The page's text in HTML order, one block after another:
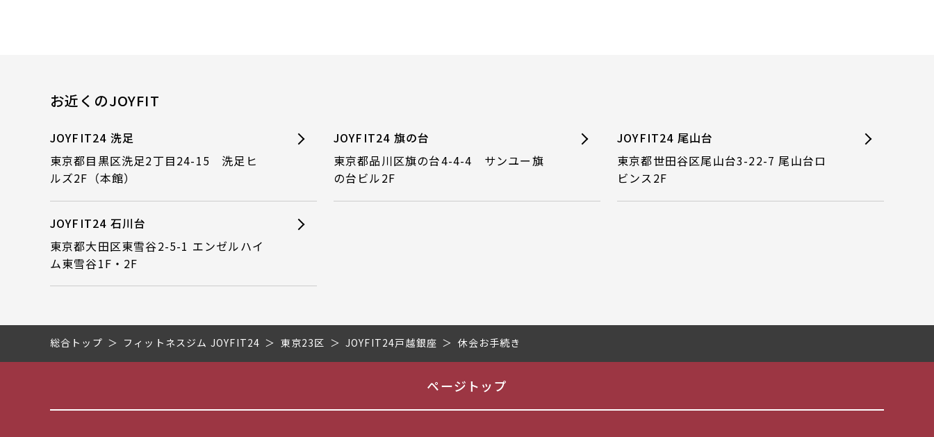
お近くのJOYFIT
JOYFIT24 洗足
東京都目黒区洗足2丁目24-15 洗足ヒ
ルズ2F（本館）
JOYFIT24 旗の台
東京都品川区旗の台4-4-4 サンユー旗
の台ビル2F
JOYFIT24 尾山台
東京都世田谷区尾山台3-22-7 尾山台ロ
ビンス2F
JOYFIT24 石川台
東京都大田区東雪谷2-5-1 エンゼルハイ
ム東雪谷1F・2F
総合トップ フィットネスジム JOYFIT24 東京23区 JOYFIT24戸越銀座 休会お手続き
ページトップ